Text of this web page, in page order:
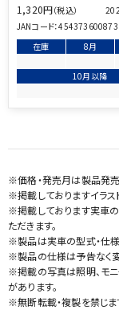
1,320円（税込）
JANコード：
在庫
8月
10月以降
※価格・発売月は製品発
※掲載しておりますイラス
※掲載しております実車
ただきます。
※製品は実車の型式・仕
※製品の仕様は予告なく変
※掲載の写真は照明、モ
があります。
※無断転載・複製を禁じま